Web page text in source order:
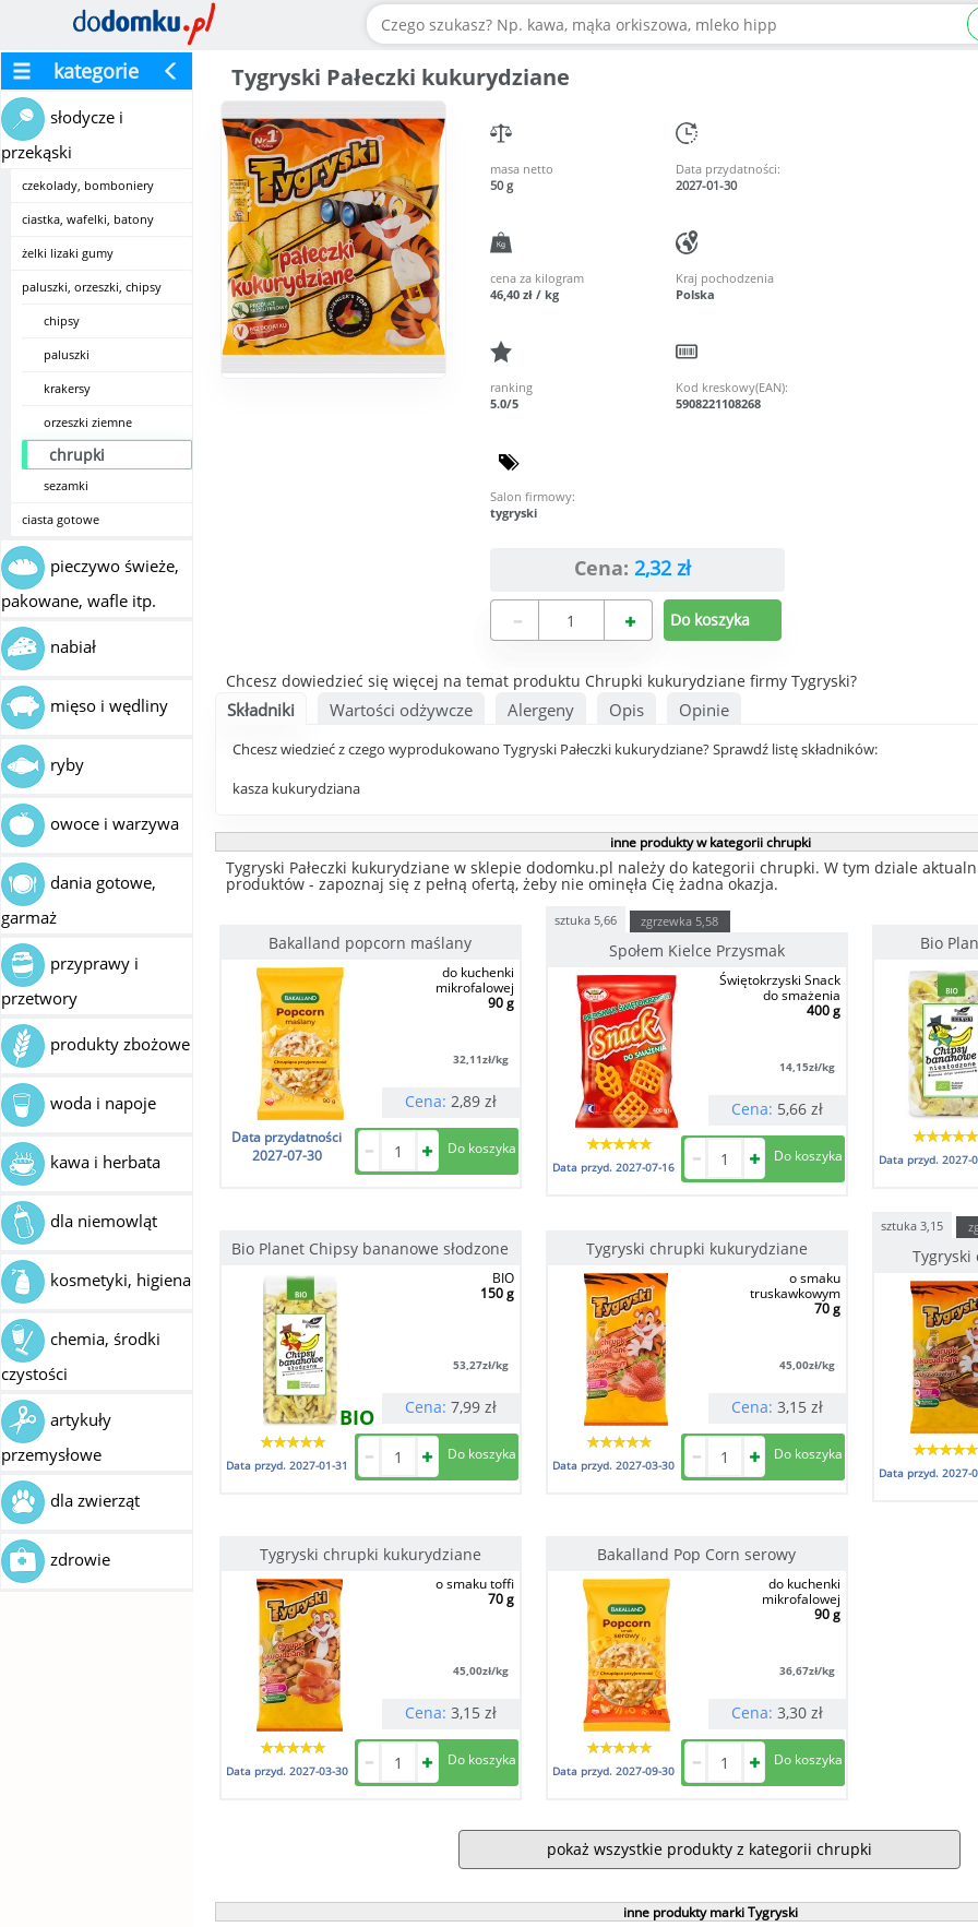
kategorie
słodycze i
przekąski
czekolady, bomboniery
ciastka, wafelki, batony
żelki lizaki gumy
paluszki, orzeszki, chipsy
chipsy
paluszki
krakersy
orzeszki ziemne
chrupki
sezamki
ciasta gotowe
pieczywo świeże,
pakowane, wafle itp.
nabiał
mięso i wędliny
ryby
owoce i warzywa
dania gotowe,
garmaż
przyprawy i
przetwory
produkty zbożowe
woda i napoje
kawa i herbata
dla niemowląt
kosmetyki, higiena
chemia, środki
czystości
artykuły
przemysłowe
dla zwierząt
zdrowie
Tygryski Pałeczki kukurydziane
masa netto
50 g
Data przydatności:
2027-01-30
cena za kilogram
46,40 zł / kg
Kraj pochodzenia
Polska
ranking
5.0/5
Kod kreskowy(EAN):
5908221108268
Salon firmowy:
tygryski
Cena: 2,32 zł
Chcesz dowiedzieć się więcej na temat produktu Chrupki kukurydziane firmy Tygryski?
Składniki Wartości odżywcze Alergeny Opis Opinie
Chcesz wiedzieć z czego wyprodukowano Tygryski Pałeczki kukurydziane? Sprawdź listę składników:
kasza kukurydziana
inne produkty w kategorii chrupki
Tygryski Pałeczki kukurydziane w sklepie dodomku.pl należy do kategorii chrupki. W tym dziale
produktów - zapoznaj się z pełną ofertą, żeby nie ominęła Cię żadna okazja.
Bakalland popcorn maślany
do kuchenki
mikrofalowej
90 g
32,11zł/kg
Cena: 2,89 zł
Data przydatności
2027-07-30
sztuka 5,66 zgrzewka 5,58
Społem Kielce Przysmak
Świętokrzyski Snack
do smażenia
400 g
14,15zł/kg
Cena: 5,66 zł
Data przyd. 2027-07-16
Bio
Data przyd.2027-
Bio Planet Chipsy bananowe słodzone
BIO
BIO
150 g
53,27zł/kg
Cena: 7,99 zł
Data przyd. 2027-01-31
Tygryski chrupki kukurydziane
o smaku
truskawkowym
70 g
45,00zł/kg
Cena:3,15 zł
Data przyd. 2027-03-30
sztuka3,15
Data przyd.2027-
Tygryski chrupki kukurydziane
o smaku toffi
70 g
45,00zł/kg
Cena: 3,15 zł
Data przyd. 2027-03-30
Bakalland Pop Corn serowy
do kuchenki
mikrofalowej
90 g
36,67zł/kg
Cena:3,30 zł
Data przyd. 2027-09-30
pokaż wszystkie produkty z kategorii chrupki
inne produkty marki Tygryski